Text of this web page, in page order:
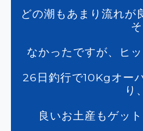
船長・船舶紹介
どの潮もあまり流れが
そ
なかったですが、ヒ
26日釣行で10Kgオー
り、
良いお土産もゲッ